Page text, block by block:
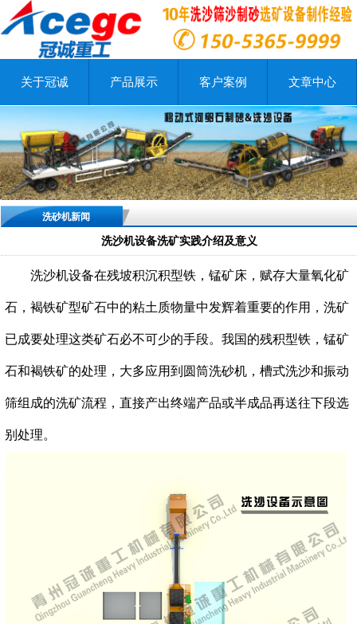
关于冠诚 产品展示 客户案例 文章中心
洗砂机新闻
洗沙机设备洗矿实践介绍及意义
洗沙机设备在残坡积沉积型铁，锰矿床，赋存大量氧化矿
石，褐铁矿型矿石中的粘土质物量中发辉着重要的作用，洗矿
已成要处理这类矿石必不可少的手段。我国的残积型铁，锰矿
石和褐铁矿的处理，大多应用到圆筒洗砂机，槽式洗沙和振动
筛组成的洗矿流程，直接产出终端产品或半成品再送往下段选
别处理。